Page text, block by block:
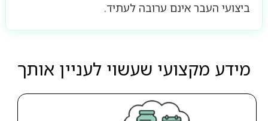
ביצועי העבר אינם ערובה לעתיד.
מידע מקצועי שעשוי לעניין אותך